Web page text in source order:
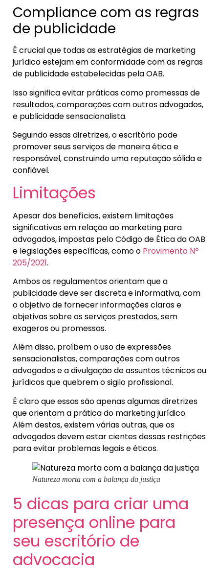
Compliance com as regras
de publicidade
É crucial que todas as estratégias de marketing
jurídico estejam em conformidade com as regras
de publicidade estabelecidas pela OAB.
Isso significa evitar práticas como promessas de
resultados, comparações com outros advogados,
e publicidade sensacionalista.
Seguindo essas diretrizes, o escritório pode
promover seus serviços de maneira ética e
responsável, construindo uma reputação sólida e
confiável.
Limitações
Apesar dos benefícios, existem limitações
significativas em relação ao marketing para
advogados, impostas pelo Código de Ética da OAB
e legislações específicas, como o Provimento Nº
205/2021.
Ambos os regulamentos orientam que a
publicidade deve ser discreta e informativa, com
o objetivo de fornecer informações claras e
objetivas sobre os serviços prestados, sem
exageros ou promessas.
Além disso, proíbem o uso de expressões
sensacionalistas, comparações com outros
advogados e a divulgação de assuntos técnicos ou
jurídicos que quebrem o sigilo profissional.
É claro que essas são apenas algumas diretrizes
que orientam a prática do marketing jurídico.
Além destas, existem várias outras, que os
advogados devem estar cientes dessas restrições
para evitar problemas legais e éticos.
Natureza morta com a balança da justiça
5 dicas para criar uma
presença online para
seu escritório de
advocacia